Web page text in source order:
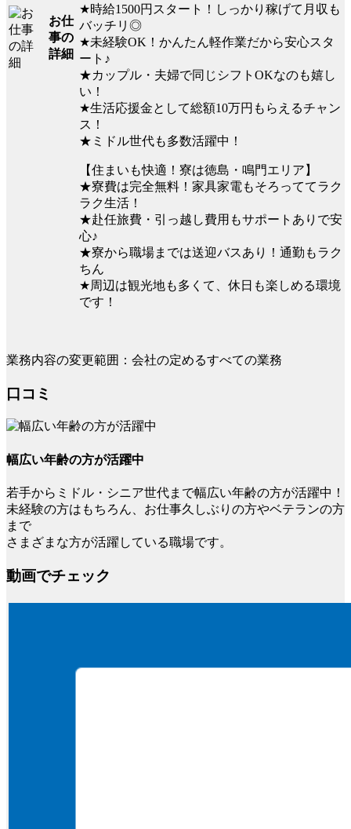
お仕
事の
詳細
★時給1500円スタート！しっかり稼げて月収も
バッチリ◎
★未経験OK！かんたん軽作業だから安心スタ
ート♪
★カップル・夫婦で同じシフトOKなのも嬉し
い！
★生活応援金として総額10万円もらえるチャン
ス！
★ミドル世代も多数活躍中！
【住まいも快適！寮は徳島・鳴門エリア】
★寮費は完全無料！家具家電もそろっててラク
ラク生活！
★赴任旅費・引っ越し費用もサポートありで安
心♪
★寮から職場までは送迎バスあり！通勤もラク
ちん
★周辺は観光地も多くて、休日も楽しめる環境
です！
業務内容の変更範囲：会社の定めるすべての業務
口コミ
幅広い年齢の方が活躍中
若手からミドル・シニア世代まで幅広い年齢の方が活躍中！
未経験の方はもちろん、お仕事久しぶりの方やベテランの方
まで
さまざまな方が活躍している職場です。
動画でチェック